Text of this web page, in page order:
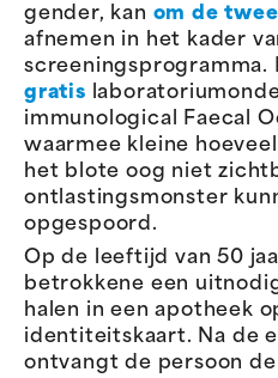
gender, kan om de
afnemen in het kader
screeningsprogramma.
gratis
immunological Faecal
waarmee kleine
het blote oog niet
ontlastingsmonster
opgespoord.
Op de leeftijd van 50
betrokkene een
halen in een apotheek
identiteitskaart. Na de
ontvangt de persoon